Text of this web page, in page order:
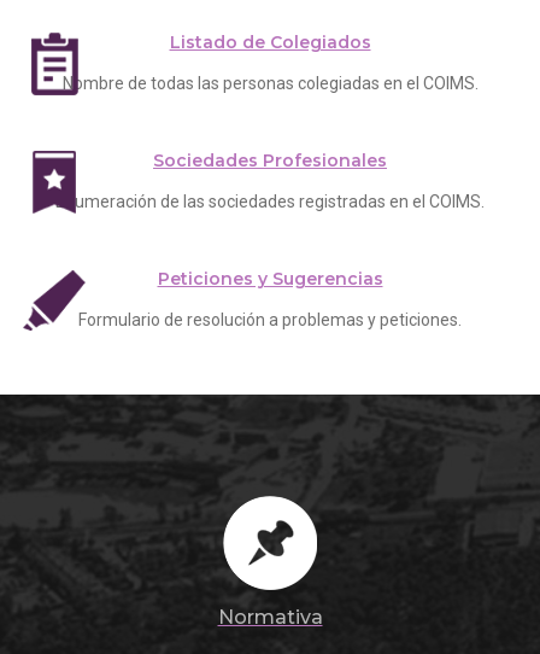
Listado de Colegiados
Nombre de todas las personas colegiadas en el COIMS.
Sociedades Profesionales
Enumeración de las sociedades registradas en el COIMS.
Peticiones y Sugerencias
Formulario de resolución a problemas y peticiones.
Normativa